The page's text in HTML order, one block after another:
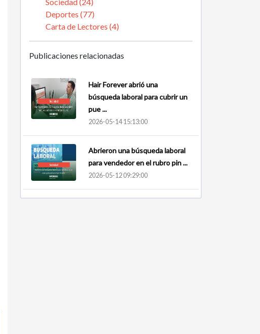
Deportes (77)
Carta de Lectores (4)
Publicaciones relacionadas
Hair Forever abrió una
búsqueda laboral para cubrir un
pue ...
2026-05-14 15:13:00
Abrieron una búsqueda laboral
para vendedor en el rubro pin ...
2026-05-12 09:29:00